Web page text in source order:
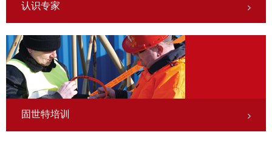
认识专家
固世特培训